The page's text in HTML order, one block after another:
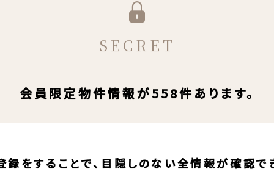
SECRET
会員限定物件情報が558件あります。
をすることで、目隠しのない全情報が確認